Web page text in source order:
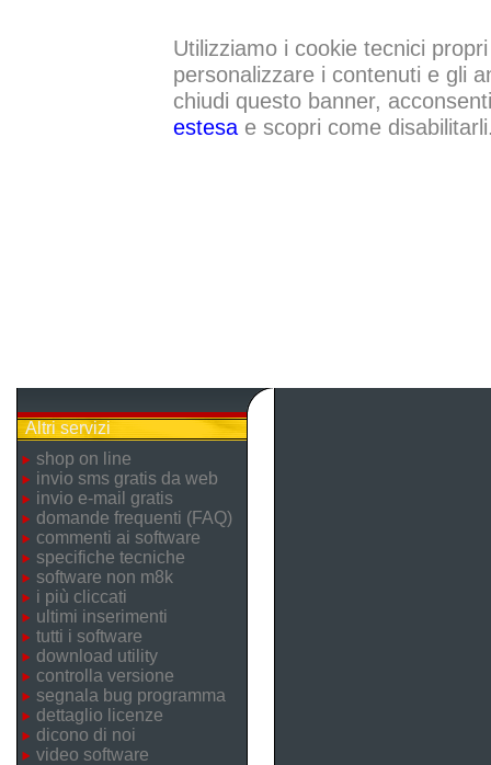
Utilizziamo i cookie tecnici
personalizzare i contenuti e gli
chiudi questo banner,
estesae scopri come
Altri servizi
shop on line
invio sms gratis da web
invio e-mail gratis
domande frequenti (FAQ)
commenti ai software
specifiche tecniche
software non m8k
i più cliccati
ultimi inserimenti
tutti i software
download utility
controlla versione
segnala bug programma
dettaglio licenze
dicono di noi
video software